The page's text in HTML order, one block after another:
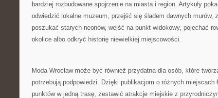
bardziej rozbudowane spojrzenie na miasta i region. Artykuły
odwiedzić lokalne muzeum, przejść się śladem dawnych murów,
poszukać starych neonów, wejść na punkt widokowy, pojechać
okolice albo odkryć historię niewielkiej miejscowości.
Moda Wrocław może być również przydatna dla osób, które
potrzebują podpowiedzi. Dzięki publikacjom o różnych miejscach
punktów w jedną trasę, zestawić atrakcje miejskie z